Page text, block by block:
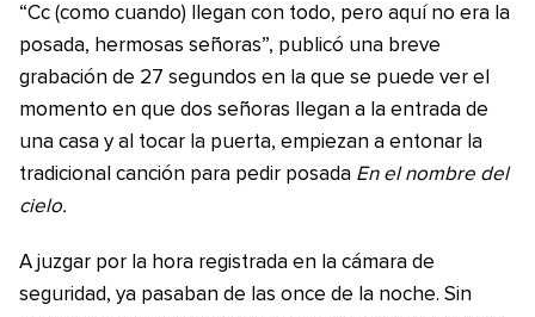
“Cc (como cuando) llegan con todo, pero aquí no era la
posada, hermosas señoras”, publicó una breve
grabación de 27 segundos en la que se puede ver el
momento en que dos señoras llegan a la entrada de
una casa y al tocar la puerta, empiezan a entonar la
tradicional canción para pedir posada En el nombre del
cielo.
A juzgar por la hora registrada en la cámara de
seguridad, ya pasaban de las once de la noche. Sin